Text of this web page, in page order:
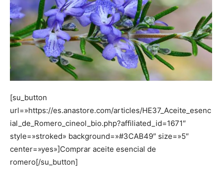
[su_button
url=»https://es.anastore.com/articles/HE37_Aceite_esenc
ial_de_Romero_cineol_bio.php?affiliated_id=1671″
style=»stroked» background=»#3CAB49″ size=»5″
center=»yes»]Comprar aceite esencial de
romero[/su_button]